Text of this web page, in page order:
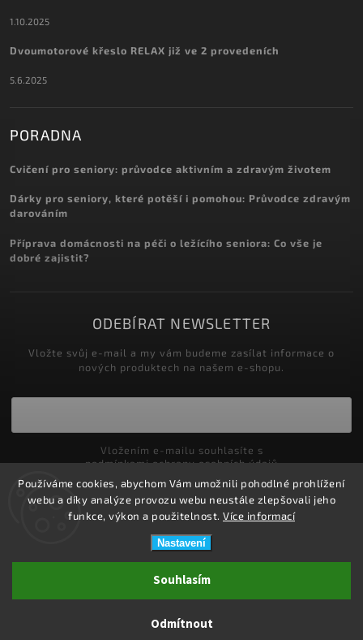
Používáme cookies, abychom Vám umožnili pohodlné prohlížení
webu a díky analýze provozu webu neustále zlepšovali jeho
funkce, výkon a použitelnost. Více informací
Nastavení
Odmítnout
Souhlasím
1.10.2025
Dvoumotorové křeslo RELAX již ve 2 provedeních
5.6.2025
PORADNA
Cvičení pro seniory: průvodce aktivním a zdravým životem
Dárky pro seniory, které potěší i pomohou: Průvodce zdravým
darováním
Příprava domácnosti na péči o ležícího seniora: Co vše je
dobré zajistit?
ODEBÍRAT NEWSLETTER
Vložte svůj e-mail a my vám budeme zasílat informace o
nových produktech na našem e-shopu.
podmínkami ochrany osobních údajů
Přihlásit se
ZDRAVOTNÍ POTŘEBY DRDLOVÁ
Upravit nastavení cookies